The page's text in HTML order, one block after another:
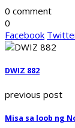
0 comment
0
Facebook
DWIZ 882
previous post
Misa sa loob ng